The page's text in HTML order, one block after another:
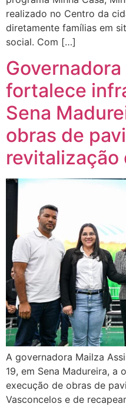
realizado no Centro da
diretamente famílias em
social. Com […]
fortalece
Sena
obras de
revitalização
A governadora Mailza
19, em Sena Madureira, a
execução de obras de
Vasconcelos e de